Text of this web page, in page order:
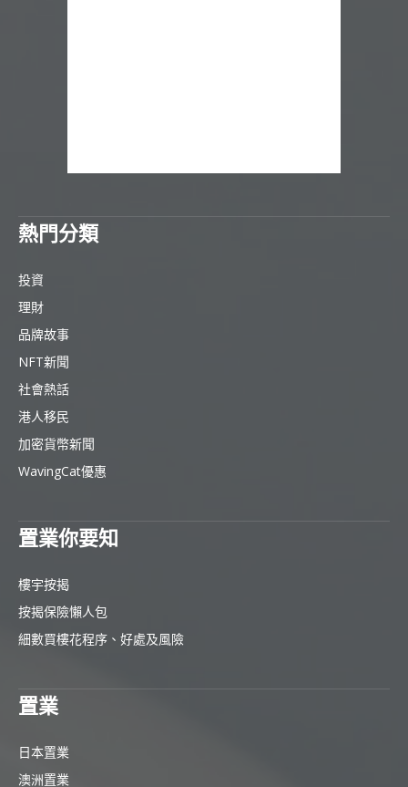
熱門分類
投資
理財
品牌故事
NFT新聞
社會熱話
港人移民
加密貨幣新聞
WavingCat優惠
置業你要知
樓宇按揭
按揭保險懶人包
細數買樓花程序、好處及風險
置業
日本置業
澳洲置業